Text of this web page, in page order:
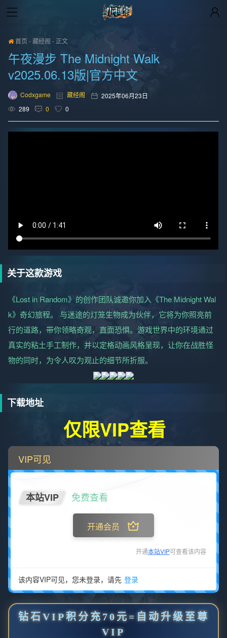
首页 -藏经阁 - 正文
午夜漫步 The Midnight Walk
v2025.06.13版|官方中文
Codxgame 藏经阁
2025年06月23日
289
0 0
关于这款游戏
《Lost in Random》的创作团队诚邀你加入《The Midnight Wal
k》奇幻旅程。 与迷途的灯笼生物成为伙伴，它将为你照亮前
行的道路，带你领略奇观，直面恐惧。游戏世界中的环境通过
真实的粘土手工制作，并以定格动画风格呈现，让你在战胜怪
物的同时，为令人叹为观止的细节所折服。
下载地址
仅限VIP查看
VIP可见
本站VIP 免费查看
开通会员
开通本站VIP可查看该内容
该内容VIP可见，您未登录，请先 登录
钻石VIP积分充70元=自动升级至尊
VIP